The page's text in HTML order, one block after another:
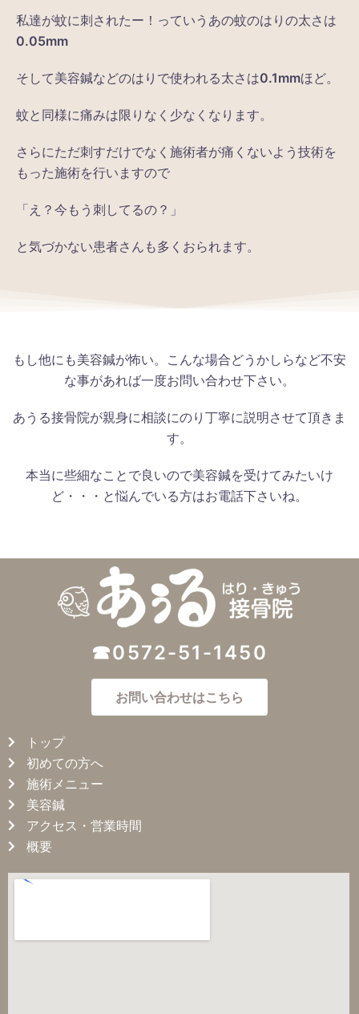
私達が蚊に刺されたー！っていうあの蚊のはりの太さは
0.05mm
そして美容鍼などのはりで使われる太さは0.1mmほど。
蚊と同様に痛みは限りなく少なくなります。
さらにただ刺すだけでなく施術者が痛くないよう技術を
もった施術を行いますので
「え？今もう刺してるの？」
と気づかない患者さんも多くおられます。
もし他にも美容鍼が怖い。こんな場合どうかしらなど不安
な事があれば一度お問い合わせ下さい。
あうる接骨院が親身に相談にのり丁寧に説明させて頂きま
す。
本当に些細なことで良いので美容鍼を受けてみたいけ
ど・・・と悩んでいる方はお電話下さいね。
☎0572-51-1450
お問い合わせはこちら
トップ
初めての方へ
施術メニュー
美容鍼
アクセス・営業時間
概要